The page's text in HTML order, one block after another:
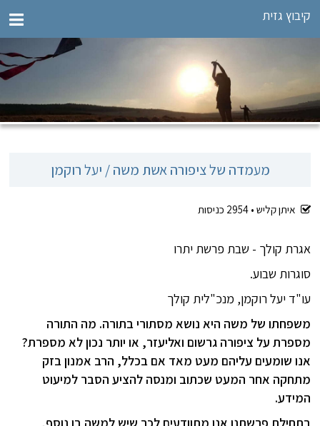
קיבוץ גזית
מעמדה של ציפורה אשת משה / יעל רוקמן
איתן קליש • 2954 כניסות
אגרת קולך - שבת פרשת יתרו
סוגרות שבוע.
עו"ד יעל רוקמן, מנכ"לית קולך
משפחתו של משה היא נושא מסתורי בתורה. מה התורה
מספרת על ציפורה גרשום ואליעזר, או יותר נכון לא מספרת?
אנו שומעים עליהם מעט מאד אם בכלל, הרב אמנון בזק
מתחקה אחר המעט שכתוב ומנסה להציע הסבר למיעוט
המידע.